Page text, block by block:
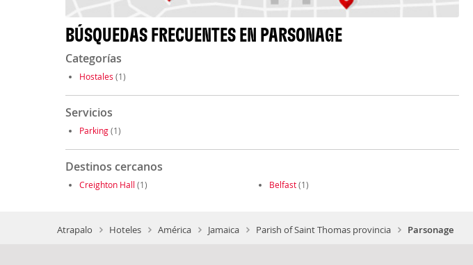
BÚSQUEDAS FRECUENTES EN PARSONAGE
Categorías
Hostales (1)
Servicios
Parking(1)
Destinos cercanos
Creighton Hall (1) Belfast(1)
Atrapalo Hoteles América Jamaica Parish of Saint Thomas provincia Parsonage